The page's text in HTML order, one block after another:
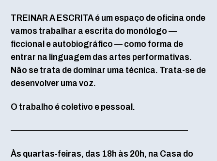
TREINAR A ESCRITA é um espaço de oficina onde
vamos trabalhar a escrita do monólogo —
ficcional e autobiográfico — como forma de
entrar na linguagem das artes performativas.
Não se trata de dominar uma técnica. Trata-se de
desenvolver uma voz.
O trabalho é coletivo e pessoal.
—————————————————————–
Às quartas-feiras, das 18h às 20h, na Casa do